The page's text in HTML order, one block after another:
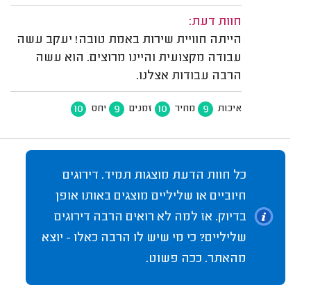
חוות דעת:
הייתה חוויית שירות באמת טובה! יעקב עשה
עבודה מקצועית והיינו מרוצים. הוא עשה
הרבה עבודות אצלנו.
איכות 9 מחיר 10 זמנים 9 יחס 10
כל חוות הדעת מוצגות תמיד. דירוגים
חיוביים או שליליים מוצגים באותו אופן
בדיוק. אז למה לא רואים הרבה דירוגים
שליליים? כי מי שיש לו הרבה כאלו - יוצא
מהאתר. ככה פשוט.